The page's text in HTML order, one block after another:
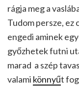
rágja meg a
Tudom persze, ez
engedi aminek
győzhetek futni
marad a szép
valami könnyűt